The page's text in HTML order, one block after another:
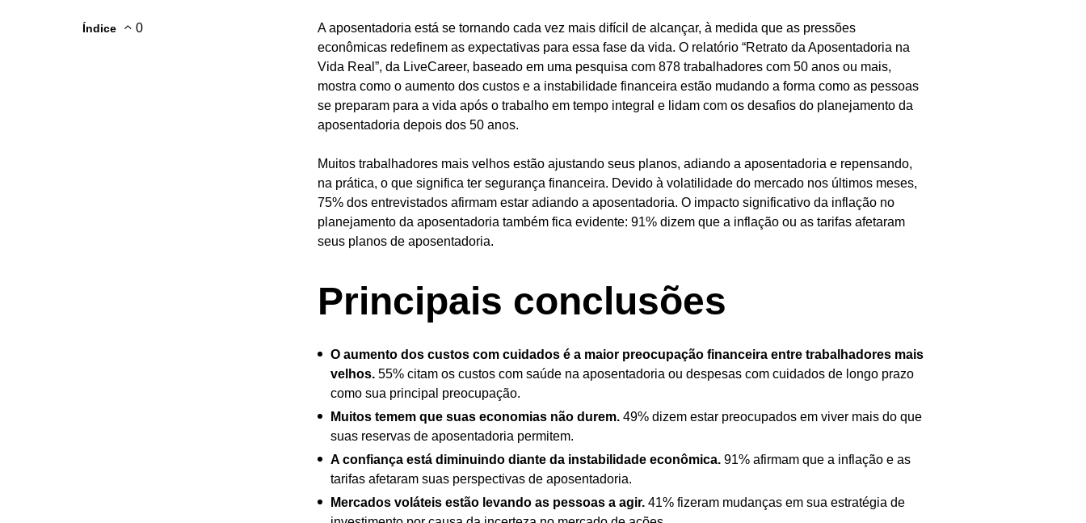
Índice 0
A aposentadoria está se tornando cada vez mais difícil de alcançar, à medida que as pressões
econômicas redefinem as expectativas para essa fase da vida. O relatório “Retrato da Aposentadoria na
Vida Real”, da LiveCareer, baseado em uma pesquisa com 878 trabalhadores com 50 anos ou mais,
mostra como o aumento dos custos e a instabilidade financeira estão mudando a forma como as pessoas
se preparam para a vida após o trabalho em tempo integral e lidam com os desafios do planejamento da
aposentadoria depois dos 50 anos.
Muitos trabalhadores mais velhos estão ajustando seus planos, adiando a aposentadoria e repensando,
na prática, o que significa ter segurança financeira. Devido à volatilidade do mercado nos últimos meses,
75% dos entrevistados afirmam estar adiando a aposentadoria. O impacto significativo da inflação no
planejamento da aposentadoria também fica evidente: 91% dizem que a inflação ou as tarifas afetaram
seus planos de aposentadoria.
Principais conclusões
O aumento dos custos com cuidados é a maior preocupação financeira entre trabalhadores mais
velhos. 55% citam os custos com saúde na aposentadoria ou despesas com cuidados de longo prazo
como sua principal preocupação.
Muitos temem que suas economias não durem. 49% dizem estar preocupados em viver mais do que
suas reservas de aposentadoria permitem.
A confiança está diminuindo diante da instabilidade econômica. 91% afirmam que a inflação e as
tarifas afetaram suas perspectivas de aposentadoria.
Mercados voláteis estão levando as pessoas a agir. 41% fizeram mudanças em sua estratégia de